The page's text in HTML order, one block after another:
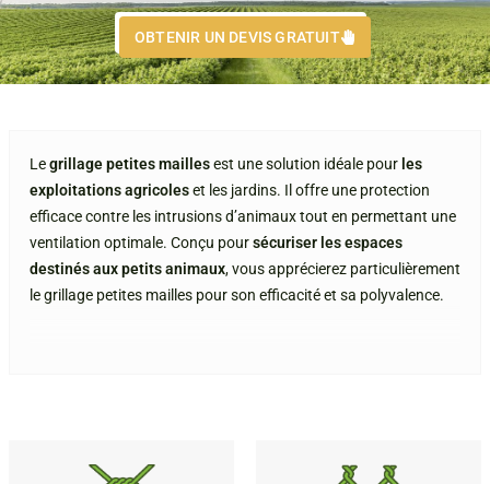
OBTENIR UN DEVIS GRATUIT
Legrillage petites maillesest une solution idéale pour les
exploitations agricoleset les jardins. Il offre une protection
efficace contre les intrusions d’animaux tout en permettant une
ventilation optimale. Conçu poursécuriser les espaces
destinés aux petits animaux, vous apprécierez particulièrement
le grillage petites mailles pour son efficacité et sa polyvalence.